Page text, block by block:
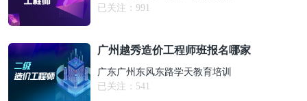
已关注： 991
广州越秀造价工程师班报名哪家
广东广州东风东路学天教育培训
已关注： 541